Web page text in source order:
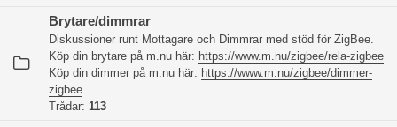
Brytare/dimmrar
Diskussioner runt Mottagare och Dimmrar med stöd för ZigBee.
Köp din brytare på m.nu här: https://www.m.nu/zigbee/rela-zigbee
Köp din dimmer på m.nu här: https://www.m.nu/zigbee/dimmer-
zigbee
Trådar: 113